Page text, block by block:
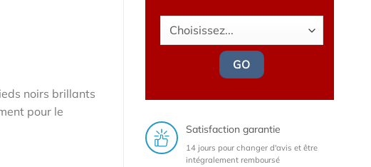
GO
Satisfaction garantie
14 jours pour changer d'avis et être
intégralement remboursé
noirs brillants
pour le